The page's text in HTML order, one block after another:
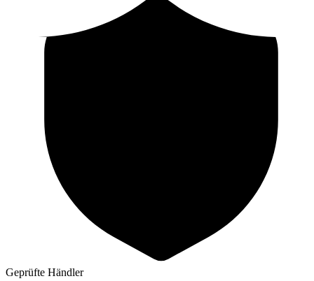
Geprüfte Händler